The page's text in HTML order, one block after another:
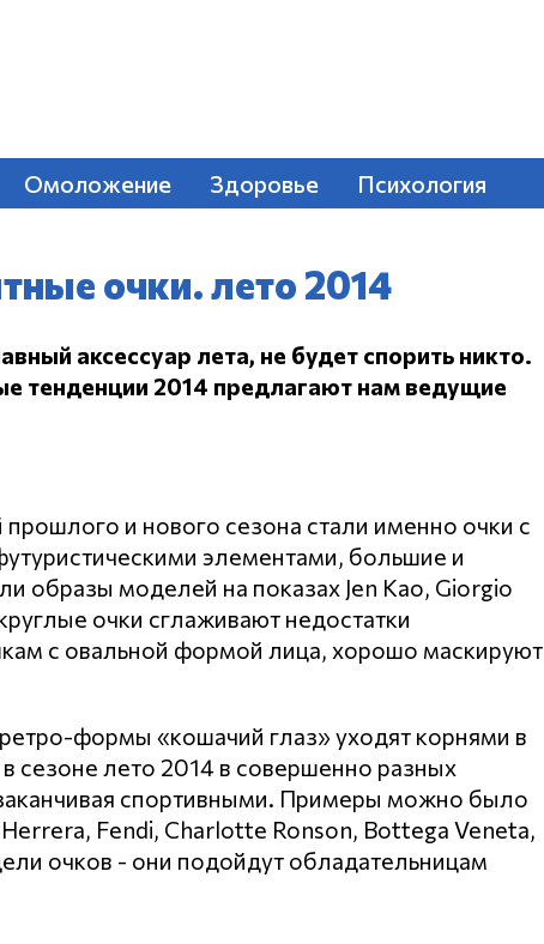
Омоложение Здоровье Психология
очки. лето 2014
аксессуар лета, не будет спорить никто.
тенденции 2014 предлагают нам ведущие
и нового сезона стали именно очки с
элементами, большие и
образы моделей на показах Jen Kao, Giorgio
очки сглаживают недостатки
с овальной формой лица, хорошо маскируют
формы «кошачий глаз» уходят корнями в
сезоне лето 2014 в совершенно разных
спортивными. Примеры можно было
Fendi, Charlotte Ronson, Bottega Veneta,
очков - они подойдут обладательницам